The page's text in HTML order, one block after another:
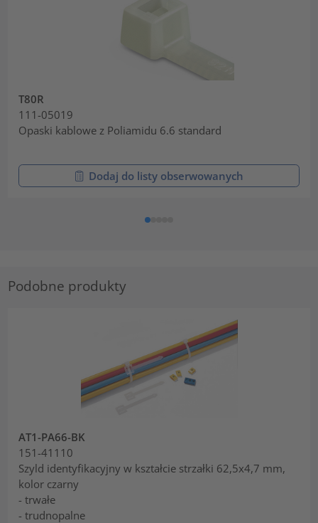
T80R
111-05019
Opaski kablowe z Poliamidu 6.6 standard
Dodaj do listy obserwowanych
Podobne produkty
AT1-PA66-BK
151-41110
Szyld identyfikacyjny w kształcie strzałki 62,5x4,7 mm,
kolor czarny
- trwałe
- trudnopalne